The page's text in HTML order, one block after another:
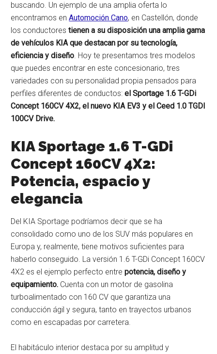
buscando. Un ejemplo de una amplia oferta lo
encontramos enAutomoción Cano, en Castellón, donde
los conductorestienen a su disposición una amplia gama
de vehículos KIA que destacan por su tecnología,
eficiencia y diseño. Hoy te presentamos tres modelos
que puedes encontrar en este concesionario, tres
variedades con su personalidad propia pensados para
perfiles diferentes de conductos:el Sportage 1.6 T-GDi
Concept 160CV 4X2, el nuevo KIA EV3 y el Ceed 1.0 TGDI
100CV Drive.
KIA Sportage 1.6 T-GDi
Concept 160CV 4X2:
Potencia, espacio y
elegancia
Del KIA Sportage podríamos decir que se ha
consolidado como uno de los SUV más populares en
Europa y, realmente, tiene motivos suficientes para
haberlo conseguido. La versión 1.6 T-GDi Concept 160CV
4X2 es el ejemplo perfecto entre potencia, diseño y
equipamiento. Cuenta con un motor de gasolina
turboalimentado con 160 CV que garantiza una
conducción ágil y segura, tanto en trayectos urbanos
como en escapadas por carretera.
El habitáculo interior destaca por su amplitud y